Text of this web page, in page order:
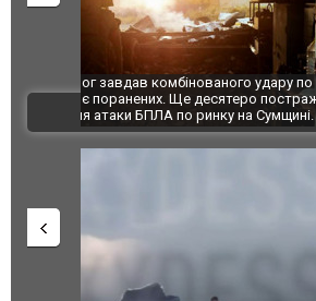
За 2000 кілометрів від кордону з
Єкатеринбурзі після атаки дронів
склад Wildberries. ФОТО. ВІДЕО
ВІДЕО